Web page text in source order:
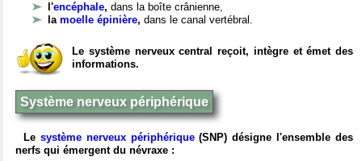
l'encéphale, dans la boîte crânienne,
la moelle épinière, dans le canal vertébral.
Le système nerveux central reçoit, intègre et émet des
informations.
Système nerveux périphérique
Le système nerveux périphérique(SNP) désigne l'ensemble des
nerfs qui émergent du névraxe :